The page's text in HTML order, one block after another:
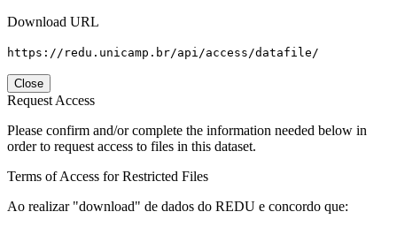
Download URL
https://redu.unicamp.br/api/access/datafile/
Close
Request Access
Please confirm and/or complete the information needed below in
order to request access to files in this dataset.
Terms of Access for Restricted Files
Ao realizar "download" de dados do REDU e concordo que: